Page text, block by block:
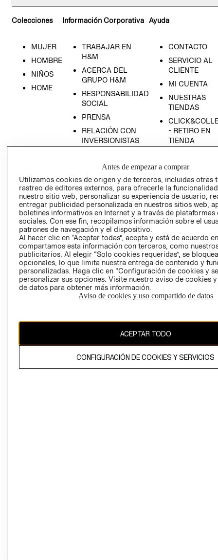
Colecciones
MUJER
HOMBRE
NIÑOS
HOME
Información Corporativa
TRABAJAR EN
H&M
ACERCA DEL
GRUPO H&M
RESPONSABILIDAD
SOCIAL
PRENSA
RELACIÓN CON
INVERSIONISTAS
EMPRESARIAL
Ayuda
CONTACTO
SERVICIO AL
CLIENTE
MI CUENTA
NUESTRAS
TIENDAS
- RETIRO EN
TIENDA
CONDICIONES
AVISO DE
PRIVACIDAD
GIFT CARD
AVISO DE
COOKIES
Chile ($)
El contenido de esta página web está protegido por copyright y es
propiedad de H&M Hennes & Mauritz AB.
Antes de empezar a comprar
Utilizamos cookies de origen y de terceros, incluidas otras
rastreo de editores externos, para ofrecerle la
nuestro sitio web, personalizar su experiencia de usuario,
entregar publicidad personalizada en nuestros sitios web,
boletines informativos en Internet y a través de plataformas
sociales. Con ese fin, recopilamos información sobre el
patrones de navegación y el dispositivo.
Al hacer clic en “Aceptar todas”, acepta y está de acuerdo
compartamos esta información con terceros, como
publicitarios. Al elegir “Solo cookies requeridas”, se
opcionales, lo que limita nuestra entrega de contenido y
personalizadas. Haga clic en “Configuración de cookies y
personalizar sus opciones. Visite nuestro aviso de cookies
de datos para obtener más información.
Aviso de cookies y uso compartido de datos
ACEPTAR TODO
CONFIGURACIÓN DE COOKIES Y SERVICIOS